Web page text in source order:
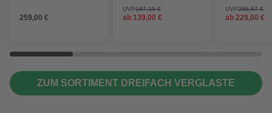
259,00 €
Kipp
UVP187,19 €
ab 139,00 €
Kipp
UVP286,67 €
ab229,00 €
ZUM SORTIMENT DREIFACH VERGLASTE